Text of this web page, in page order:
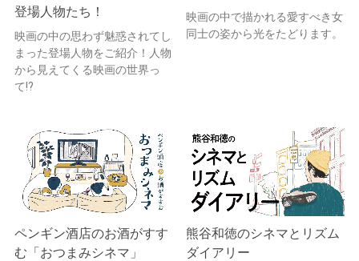
登場人物たち！
映画の中の思わず魅惑されてし
まった登場人物をご紹介！人物
から見えてくる映画の世界っ
て!?
映画の中で描かれる愛すべき女
同士の姿から光をたどります。
ペンギン酒店のお酒がすす
む「おつまみシネマ」
熊谷和徳のシネマとリズム
ダイアリー